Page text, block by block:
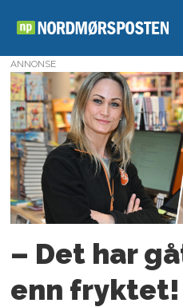
Tag:
norli
ANNONSE
– Det har
enn fryktet!